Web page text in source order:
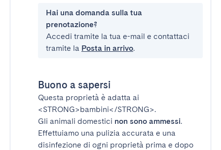
Hai una domanda sulla tua
prenotazione?
Accedi tramite la tua e-mail e contattaci
tramite la Posta in arrivo.
Buono a sapersi
Questa proprietà è adatta ai
<STRONG>bambini</STRONG>.
Gli animali domestici non sono ammessi.
Effettuiamo una pulizia accurata e una
disinfezione di ogni proprietà prima e dopo